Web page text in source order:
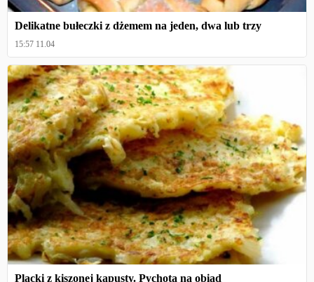
Delikatne bułeczki z dżemem na jeden, dwa lub trzy
15:57 11.04
Placki z kiszonej kapusty. Pychota na obiad